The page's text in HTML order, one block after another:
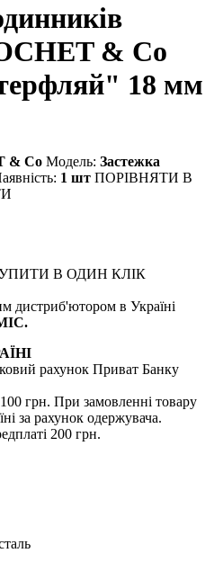
& Cо
18 мм
& Cо Модель: Застежка
1 шт ПОРІВНЯТИ В
В ОДИН КЛІК
дистриб'ютором в Україні
рахунок Приват Банку
грн. При замовленні товару
за рахунок одержувача.
200 грн.